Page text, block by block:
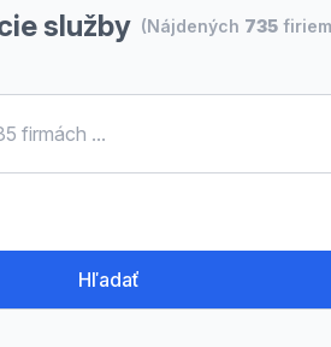
služby (Nájdených 735
Hľadať